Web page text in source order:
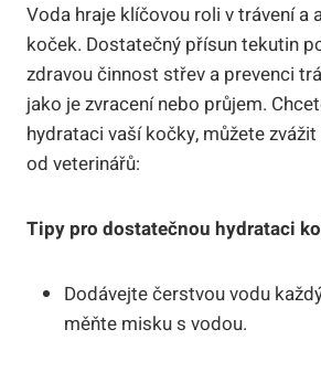
Voda hraje klíčovou roli v trávení a
koček. Dostatečný přísun tekutin
zdravou činnost střev a prevenci
jako je zvracení nebo průjem.
hydrataci vaší kočky, můžete
od veterinářů:
Tipy pro dostatečnou hydrataci
Dodávejte čerstvou vodu
měňte misku s vodou.